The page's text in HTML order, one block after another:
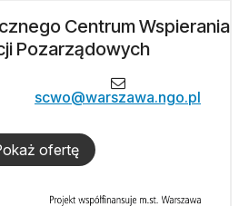
Centrum Wspierania
Pozarządowych
scwo@warszawa.ngo.pl
ofertę